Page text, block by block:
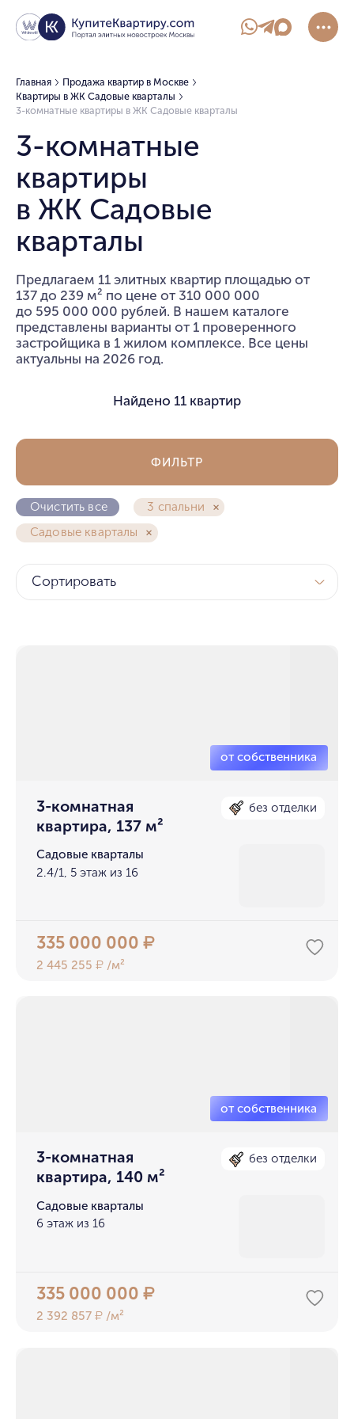
Главная
Продажа квартир в Москве
Квартиры в ЖК Садовые кварталы
3-комнатные квартиры в ЖК Садовые кварталы
3-комнатные
квартиры
в ЖК Садовые
кварталы
Предлагаем 11 элитных квартир площадью от
137 до 239 м² по цене от 310 000 000
до 595 000 000 рублей. В нашем каталоге
представлены варианты от 1 проверенного
застройщика в 1 жилом комплексе. Все цены
актуальны на 2026 год.
Найдено 11 квартир
Очистить все
3 спальни
Садовые кварталы
ФИЛЬТР
Сортировать
3-комнатная
квартира, 137 м²
без отделки
Садовые кварталы
2.4/1, 5 этаж из 16
335 000 000₽
2 445 255₽ /м²
3-комнатная
квартира, 140 м²
без отделки
Садовые кварталы
6 этаж из 16
335 000 000₽
2 392 857₽ /м²